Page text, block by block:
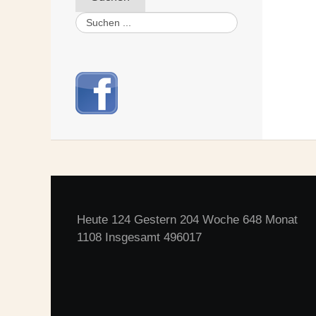
Heute 124 Gestern 204 Woche 648 Monat
1108 Insgesamt 496017